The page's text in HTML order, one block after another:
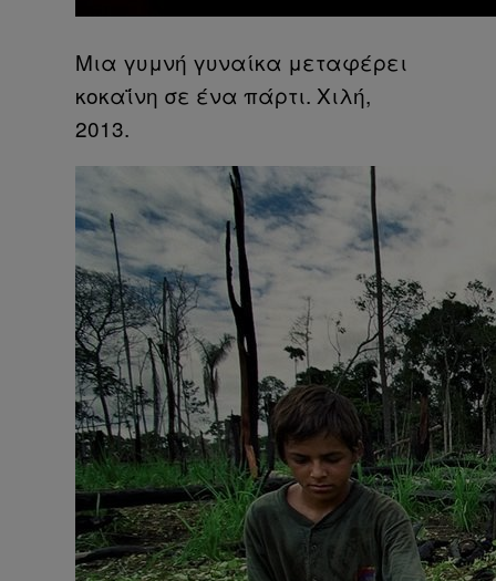
Μια γυμνή γυναίκα μεταφέρει
κοκαΐνη σε ένα πάρτι. Χιλή,
2013.